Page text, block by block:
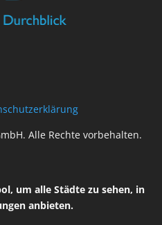
Alle Rechte vorbehalten.
um alle Städte zu sehen, in
anbieten.